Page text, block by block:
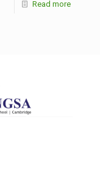
Read more